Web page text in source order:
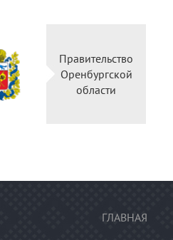
Правительство
Оренбургской
области
ГЛАВНАЯ